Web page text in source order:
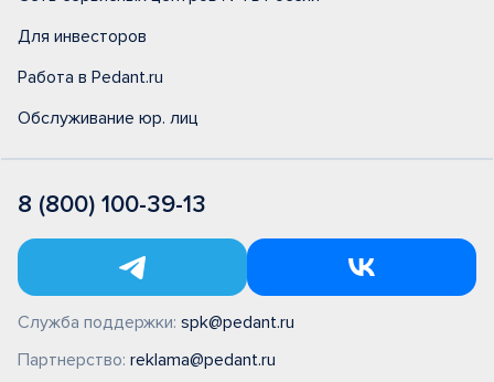
Для инвесторов
Работа в Pedant.ru
Обслуживание юр. лиц
8 (800) 100-39-13
Служба поддержки: spk@pedant.ru
Партнерство: reklama@pedant.ru